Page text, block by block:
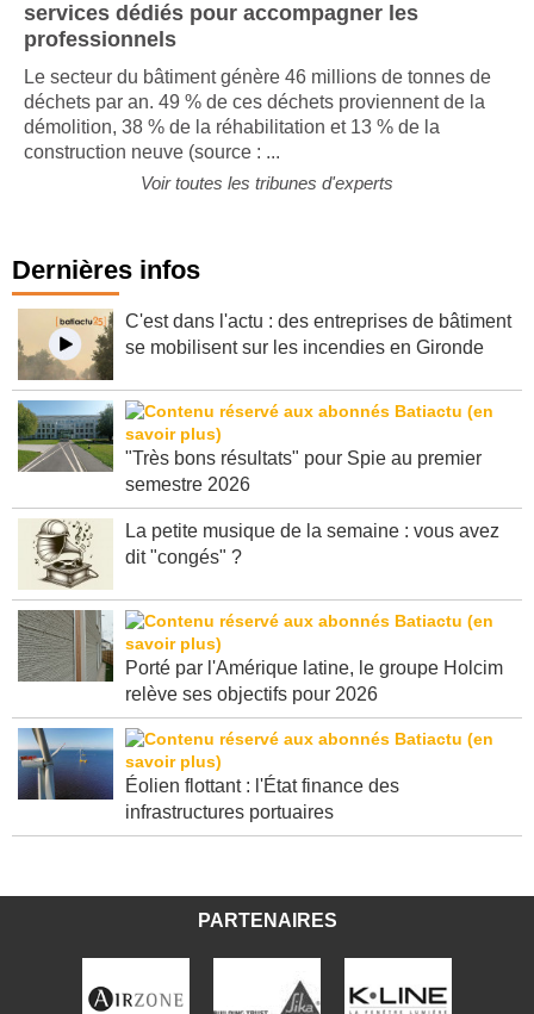
services dédiés pour accompagner les
professionnels
Le secteur du bâtiment génère 46 millions de tonnes de
déchets par an. 49 % de ces déchets proviennent de la
démolition, 38 % de la réhabilitation et 13 % de la
construction neuve (source : ...
Voir toutes les tribunes d'experts
Dernières infos
C'est dans l'actu : des entreprises de bâtiment
se mobilisent sur les incendies en Gironde
"Très bons résultats" pour Spie au premier
semestre 2026
La petite musique de la semaine : vous avez
dit "congés" ?
Porté par l'Amérique latine, le groupe Holcim
relève ses objectifs pour 2026
Éolien flottant : l'État finance des
infrastructures portuaires
PARTENAIRES